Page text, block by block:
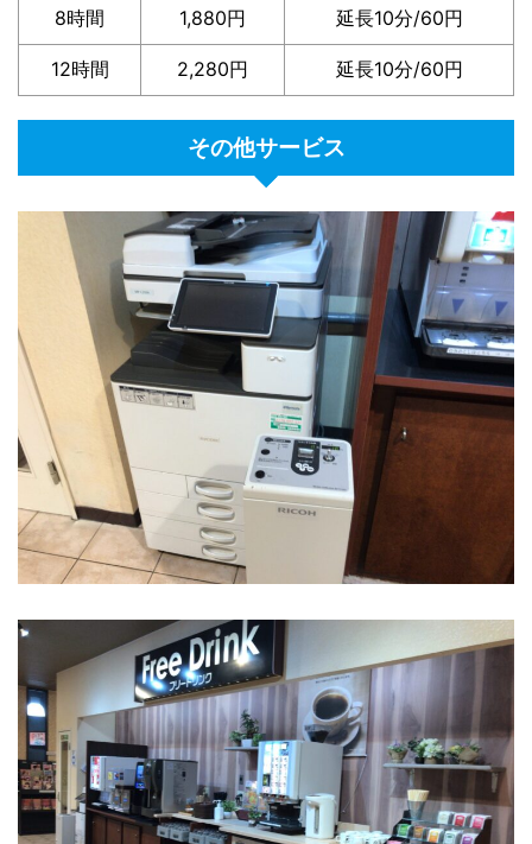
8時間 1,880円 延長10分/60円
12時間 2,280円 延長10分/60円
その他サービス